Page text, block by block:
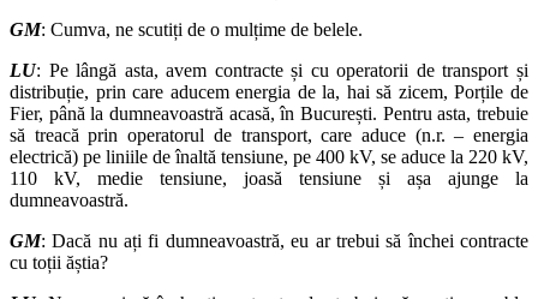
GM: Cumva, ne scutiți de o mulțime de belele.
LU: Pe lângă asta, avem contracte și cu operatorii de transport și
distribuție, prin care aducem energia de la, hai să zicem, Porțile de
Fier, până la dumneavoastră acasă, în București. Pentru asta, trebuie
să treacă prin operatorul de transport, care aduce (n.r. – energia
electrică) pe liniile de înaltă tensiune, pe 400 kV, se aduce la 220 kV,
110 kV, medie tensiune, joasă tensiune și așa ajunge la
dumneavoastră.
GM: Dacă nu ați fi dumneavoastră, eu ar trebui să închei contracte
cu toții ăștia?